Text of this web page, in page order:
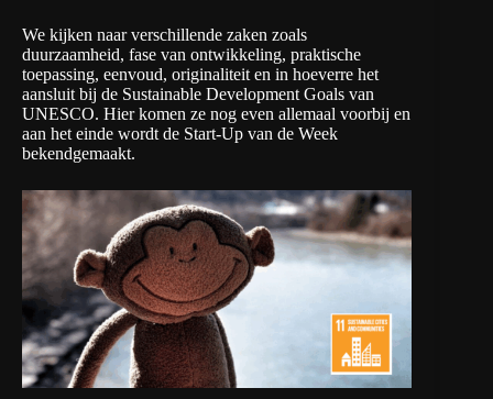
We kijken naar verschillende zaken zoals
duurzaamheid, fase van ontwikkeling, praktische
toepassing, eenvoud, originaliteit en in hoeverre het
aansluit bij de Sustainable Development Goals van
UNESCO. Hier komen ze nog even allemaal voorbij en
aan het einde wordt de Start-Up van de Week
bekendgemaakt.